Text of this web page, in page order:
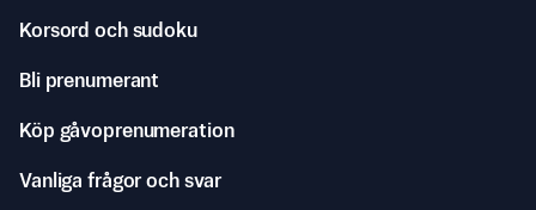
Korsord och sudoku
Bli prenumerant
Köp gåvoprenumeration
Vanliga frågor och svar